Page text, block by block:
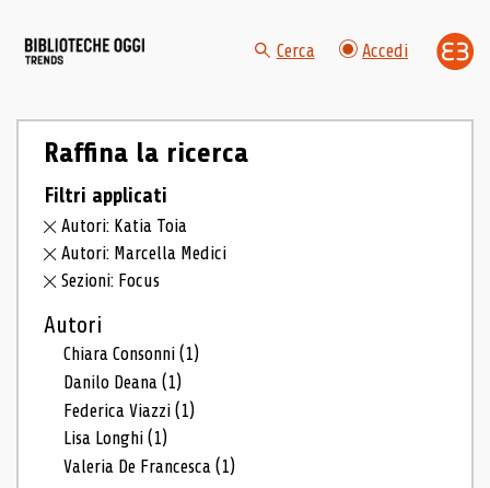
Cerca Accedi
Raffina la ricerca
Filtri applicati
Autori: Katia Toia
Autori: Marcella Medici
Sezioni: Focus
Autori
Chiara Consonni(1)
Danilo Deana(1)
Federica Viazzi(1)
Lisa Longhi(1)
Valeria De Francesca(1)